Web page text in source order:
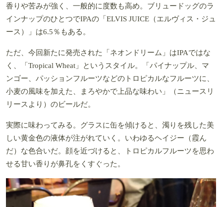
香りや苦みが強く、一般的に度数も高め。ブリュードッグのラ
インナップのひとつでIPAの「ELVIS JUICE（エルヴィス・ジュ
ース）」は6.5％もある。
ただ、今回新たに発売された「ネオンドリーム」はIPAではな
く、「Tropical Wheat」というスタイル。「パイナップル、マ
ンゴー、パッションフルーツなどのトロピカルなフルーツに、
小麦の風味を加えた、まろやかで上品な味わい」（ニュースリ
リースより）のビールだ。
実際に味わってみる。グラスに缶を傾けると、濁りを残した美
しい黄金色の液体が注がれていく。いわゆるヘイジー（霞ん
だ）な色合いだ。顔を近づけると、トロピカルフルーツを思わ
せる甘い香りが鼻孔をくすぐった。